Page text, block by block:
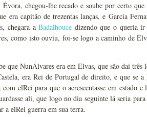
chegou-lhe recado e soube por certo
era capitão de trezentas lanças, e Garcia
chegara aBadalhouce dizendo que o queria ir
como isto ouviu, foi-se logo a caminho de
que NunÁlvares era em Elvas, que são daí
era Rei de Portugal de direito, e que se
elRei para que o acrescentasse em estado
ali, que logo no dia seguinte lá seria
a elRei guerra em sua terra.